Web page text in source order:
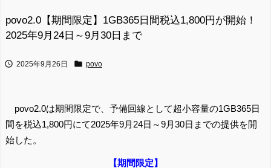
povo2.0【期間限定】1GB365日間税込1,800円が開始！
2025年9月24日～9月30日まで
 2025年9月26日  povo
povo2.0は期間限定で、予備回線として超小容量の1GB365日
間を税込1,800円にて2025年9月24日～9月30日までの提供を開
始した。
【期間限定】